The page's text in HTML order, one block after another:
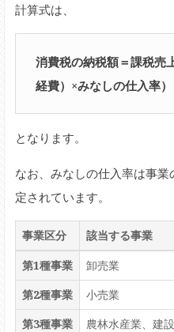
計算式は、
消費税の納税額＝課税売
経費）×みなしの仕入率）
となります。
なお、みなしの仕入率は事
定されています。
事業区分
該当する事業
第1種事業
卸売業
第2種事業
小売業
第3種事業
農林水産業、建